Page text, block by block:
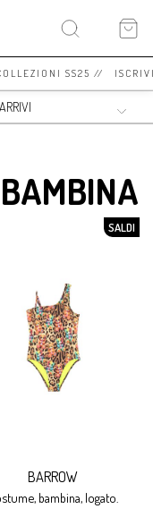
SS25 //
SALDI
BARROW
bambina, logato.